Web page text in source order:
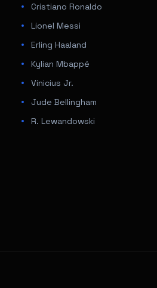
Cristiano Ronaldo
Lionel Messi
Erling Haaland
Kylian Mbappé
Vinicius Jr.
Jude Bellingham
R. Lewandowski